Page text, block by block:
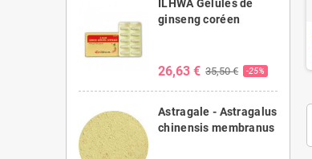
ILHWA Gélules de
ginseng coréen
26,63 € 35,50 € -25%
Astragale - Astragalus
chinensis membranus